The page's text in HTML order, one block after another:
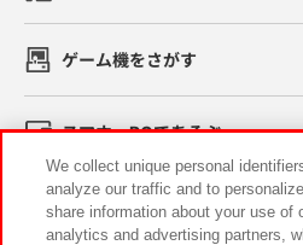
ゲーム機をさがす
スマホ・PCであそぶ
イベント・キャンペーン
We collect unique personal
analyze our traffic and to
share information about your use of
analytics and advertising partners,